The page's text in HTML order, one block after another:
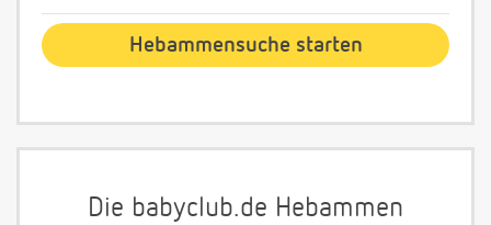
Die babyclub.de Hebammen